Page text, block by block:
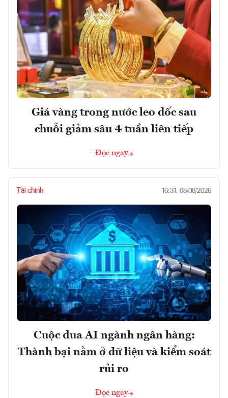
Giá vàng trong nước leo dốc sau
chuỗi giảm sâu 4 tuần liên tiếp
Đọc ngay
Tài chính 16:31, 08/08/2026
Cuộc đua AI ngành ngân hàng:
Thành bại nằm ở dữ liệu và kiểm soát
rủi ro
Đọc ngay